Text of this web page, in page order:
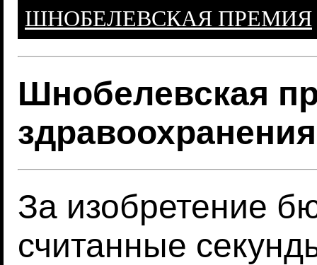
ШНОБЕЛЕВСКАЯ ПРЕМИЯ
Шнобелевская
здравоохранения
За изобретение
считанные